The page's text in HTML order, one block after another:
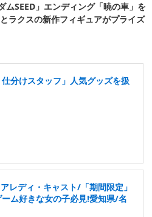
ムSEED」エンディング「暁の車」を
ラクスの新作フィギュアがプライズ
仕分けスタッフ」人気グッズを扱
レディ・キャスト/「期間限定」
ム好きな女の子必見!愛知県/名